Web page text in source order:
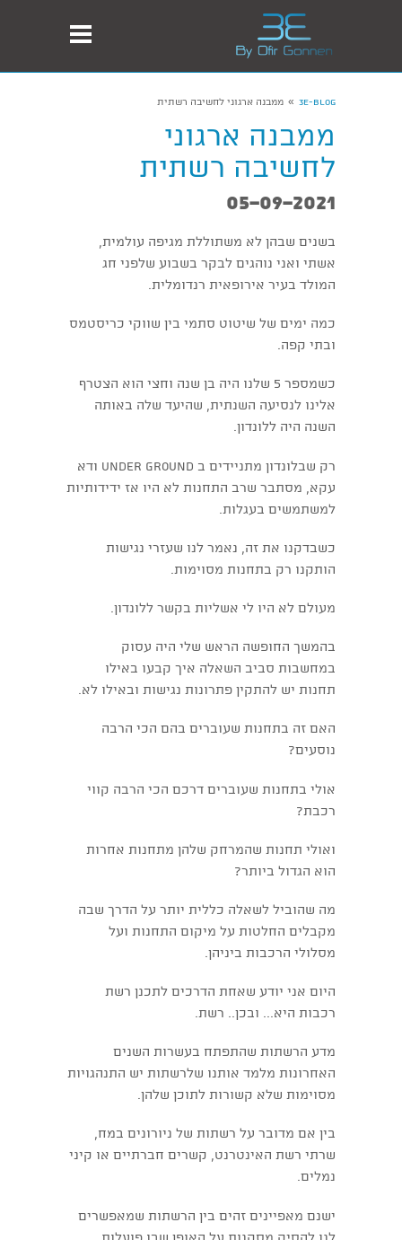
3E-Blog
» ממבנה ארגוני לחשיבה רשתית
ממבנה ארגוני
לחשיבה רשתית
05-09-2021
בשנים שבהן לא משתוללת מגיפה עולמית,
אשתי ואני נוהגים לבקר בשבוע שלפני חג
המולד בעיר אירופאית רנדומלית.
כמה ימים של שיטוט סתמי בין שווקי כריסטמס
ובתי קפה.
כשמספר 5 שלנו היה בן שנה וחצי הוא הצטרף
אלינו לנסיעה השנתית, שהיעד שלה באותה
השנה היה ללונדון.
רק שבלונדון מתניידים ב under ground ודא
עקא, מסתבר שרב התחנות לא היו אז ידידותיות
למשתמשים בעגלות.
כשבדקנו את זה, נאמר לנו שעזרי נגישות
הותקנו רק בתחנות מסוימות.
מעולם לא היו לי אשליות בקשר ללונדון.
בהמשך החופשה הראש שלי היה עסוק
במחשבות סביב השאלה איך קבעו באילו
תחנות יש להתקין פתרונות נגישות ובאילו לא.
האם זה בתחנות שעוברים בהם הכי הרבה
נוסעים?
אולי בתחנות שעוברים דרכם הכי הרבה קווי
רכבת?
ואולי תחנות שהמרחק שלהן מתחנות אחרות
הוא הגדול ביותר?
מה שהוביל לשאלה כללית יותר על הדרך שבה
מקבלים החלטות על מיקום התחנות ועל
מסלולי הרכבות ביניהן.
היום אני יודע שאחת הדרכים לתכנן רשת
רכבות היא... ובכן.. רשת.
מדע הרשתות שהתפתח בעשרות השנים
האחרונות מלמד אותנו שלרשתות יש התנהגויות
מסוימות שלא קשורות לתוכן שלהן.
בין אם מדובר על רשתות של ניורונים במח,
שרתי רשת האינטרנט, קשרים חברתיים או קיני
נמלים.
ישנם מאפיינים זהים בין הרשתות שמאפשרים